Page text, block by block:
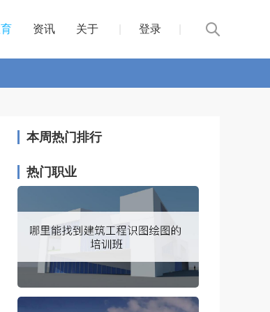
资讯 关于 登录
本周热门排行
热门职业